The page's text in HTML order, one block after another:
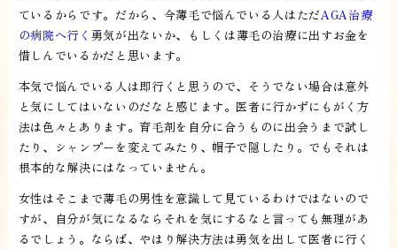
ているからです。だから、今薄毛で悩んでいる人はただAGA治療
の病院へ行く 勇気が出ないか、もしくは薄毛の治療に出すお金を
惜しんでいるかだと思います。
本気で悩んでいる人は即行くと思うので、そうでない場合は意外
と気にしてはいないのだなと感じます。医者に行かずにもがく方
法は色々とあります。育毛剤を自分に合うものに出会うまで試し
たり、シャンプーを変えてみたり、帽子で隠したり。でもそれは
根本的な解決にはなっていません。
女性はそこまで薄毛の男性を意識して見ているわけではないので
すが、自分が気になるならそれを気にするなと言っても無理があ
るでしょう。ならば、やはり解決方法は勇気を出して医者に行く